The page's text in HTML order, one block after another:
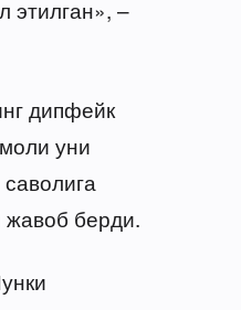
этилган», –
дипфейк
уни
берди.